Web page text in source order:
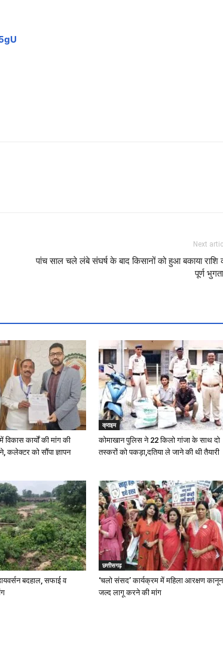
Next
पांच साल चले लंबे संघर्ष के बाद किसानों को हुआ बकाया राशि
पूर्ण
विकास कार्यों की मांग की
कलेक्टर को सौंपा ज्ञापन
क्राइम
कोमाखान पुलिस ने 22 किलो गांजा के साथ दो
तस्करों को पकड़ा,दतिया ले जाने की थी तैयारी
बदहाल, सफाई व
छत्तीसगढ़
‘चलो संसद’ कार्यक्रम में महिला आरक्षण कानून
जल्द लागू करने की मांग